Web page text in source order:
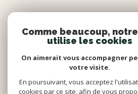
Adhérents
Comme beaucoup,
utilise les cookies
On aimerait vous accompagner
votre visite.
En poursuivant, vous acceptez
cookies par ce site, afin de vous